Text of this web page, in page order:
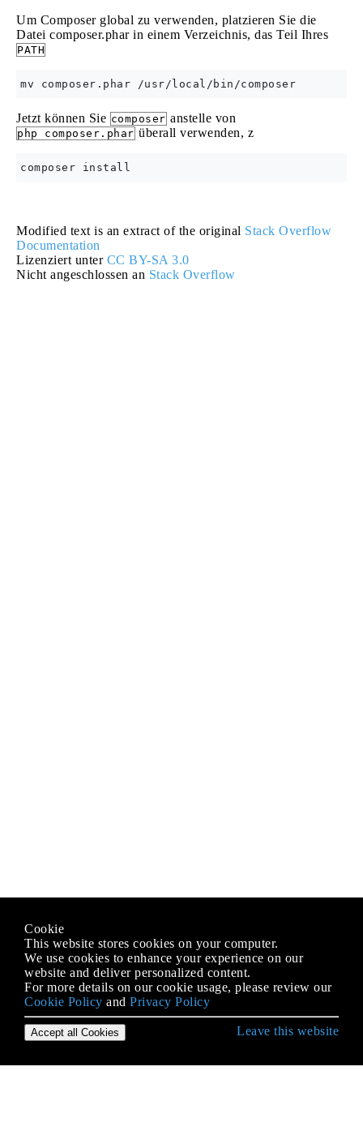
Um Composer global zu verwenden, platzieren Sie die
Datei composer.phar in einem Verzeichnis, das Teil Ihres
PATH
Jetzt können Sie composer anstelle von
php composer.phar überall verwenden, z
Modified text is an extract of the original Stack Overflow
Documentation
Lizenziert unter CC BY-SA 3.0
Nicht angeschlossen an Stack Overflow
Cookie
This website stores cookies on your computer.
We use cookies to enhance your experience on our
website and deliver personalized content.
For more details on our cookie usage, please review our
Cookie Policy and Privacy Policy
Accept all Cookies Leave this website